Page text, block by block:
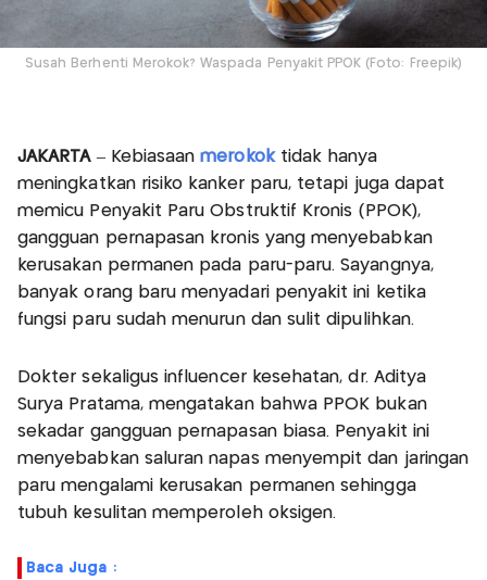
Susah Berhenti Merokok? Waspada Penyakit PPOK (Foto: Freepik)
JAKARTA– Kebiasaanmerokoktidak hanya
meningkatkan risiko kanker paru, tetapi juga dapat
memicu Penyakit Paru Obstruktif Kronis (PPOK),
gangguan pernapasan kronis yang menyebabkan
kerusakan permanen pada paru-paru. Sayangnya,
banyak orang baru menyadari penyakit ini ketika
fungsi paru sudah menurun dan sulit dipulihkan.
Dokter sekaligus influencer kesehatan, dr. Aditya
Surya Pratama, mengatakan bahwa PPOK bukan
sekadar gangguan pernapasan biasa. Penyakit ini
menyebabkan saluran napas menyempit dan jaringan
paru mengalami kerusakan permanen sehingga
tubuh kesulitan memperoleh oksigen.
Baca Juga :